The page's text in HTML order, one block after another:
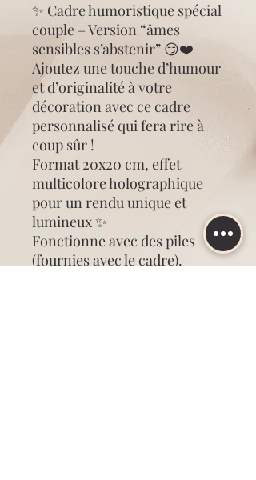
✨ Cadre humoristique spécial
couple – Version “âmes
sensibles s’abstenir” 😏❤️
Ajoutez une touche d’humour
et d’originalité à votre
décoration avec ce cadre
personnalisé qui fera rire à
coup sûr !
Format 20x20 cm, effet
multicolore holographique
pour un rendu unique et
lumineux ✨
Fonctionne avec des piles
(fournies avec le cadre).